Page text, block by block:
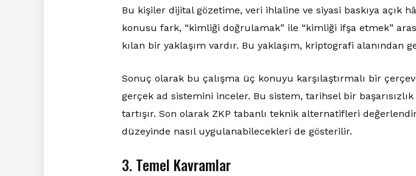
Bu kişiler dijital gözetime, veri ihlaline ve siyasi baskıya açık
konusu fark, “kimliği doğrulamak” ile “kimliği ifşa etmek”
kılan bir yaklaşım vardır. Bu yaklaşım, kriptografi alanından
Sonuç olarak bu çalışma üç konuyu karşılaştırmalı bir
gerçek ad sistemini inceler. Bu sistem, tarihsel bir
tartışır. Son olarak ZKP tabanlı teknik alternatifleri
düzeyinde nasıl uygulanabilecekleri de gösterilir.
3. Temel Kavramlar